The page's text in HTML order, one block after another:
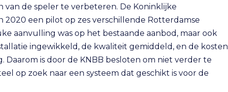
de speler te verbeteren. De Koninklijke
2020 een pilot op zes verschillende Rotterdamse
aanvulling was op het bestaande aanbod, maar ook
ingewikkeld, de kwaliteit gemiddeld, en de kosten
is door de KNBB besloten om niet verder te
op zoek naar een systeem dat geschikt is voor de